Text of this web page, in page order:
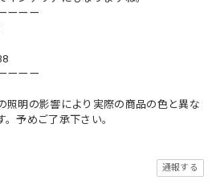
ーーー
ーーー
照明の影響により実際の商品の色と異な
予めご了承下さい。
通報する